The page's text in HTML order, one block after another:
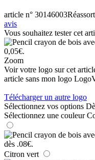
article n° 30146003
avis
Vous souhaitez tester cet
Zoom
Voir votre logo sur cet
article sans mon logo
Télécharger un autre logo
Sélectionnez vos options
Sélectionnez une couleur
Citron vert